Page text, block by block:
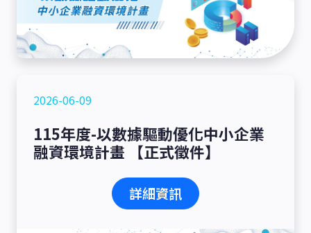
2026-06-09
115年度-以數據驅動優化中小企業
融資環境計畫 【正式徵件】
詳細資訊